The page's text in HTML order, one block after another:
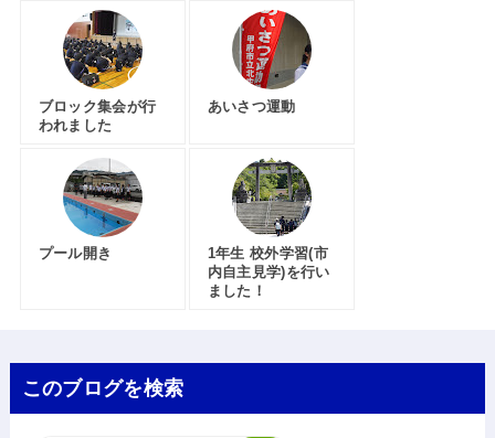
ブロック集会が行
われました
あいさつ運動
プール開き
1年生 校外学習(市
内自主見学)を行い
ました！
このブログを検索